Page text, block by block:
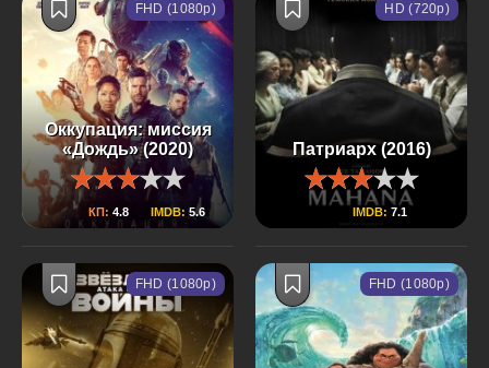
Оккупация: миссия
«Дождь» (2020)
КП: 4.8 IMDB: 5.6
FHD (1080p)
Патриарх (2016)
IMDB: 7.1
HD (720p)
FHD (1080p) FHD (1080p)